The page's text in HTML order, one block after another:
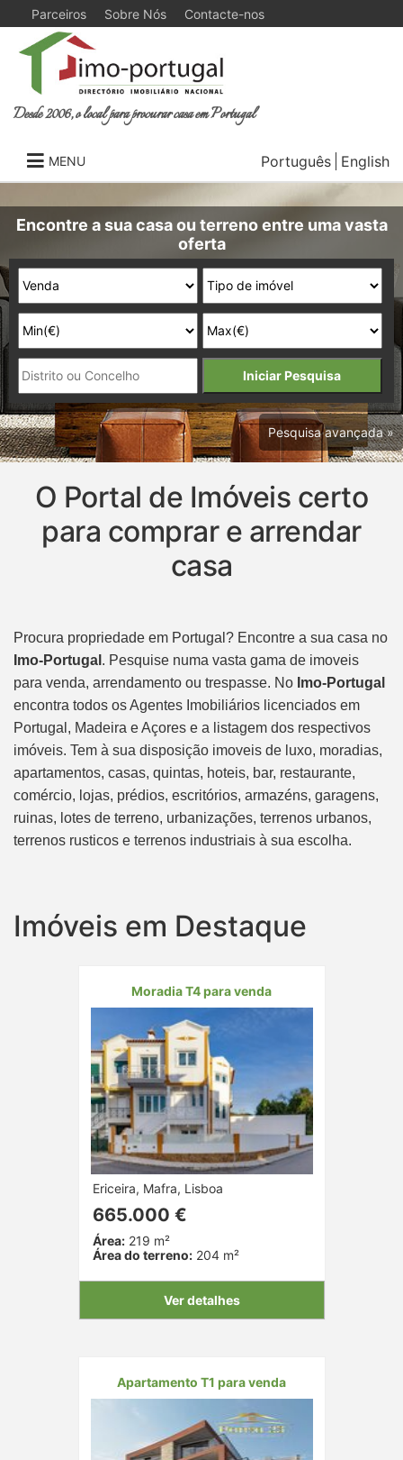
Parceiros Sobre Nós Contacte-nos
Desde 2006, o local para procurar casa em Portugal
MENU Português English
Encontre a sua casa ou terreno entre uma vasta
oferta
Pesquisa avançada »
O Portal de Imóveis certo
para comprar e arrendar
casa
Procura propriedade em Portugal? Encontre a sua casa no
Imo-Portugal . Pesquise numa vasta gama de imoveis
para venda, arrendamento ou trespasse. No Imo-Portugal
encontra todos os Agentes Imobiliários licenciados em
Portugal, Madeira e Açores e a listagem dos respectivos
imóveis. Tem à sua disposição imoveis de luxo, moradias,
apartamentos, casas, quintas, hoteis, bar, restaurante,
comércio, lojas, prédios, escritórios, armazéns, garagens,
ruinas, lotes de terreno, urbanizações, terrenos urbanos,
terrenos rusticos e terrenos industriais à sua escolha.
Imóveis em Destaque
Moradia T4 para venda
Ericeira, Mafra, Lisboa
665.000 €
Área:219 m²
Área do terreno:204 m²
Ver detalhes
Apartamento T1 para venda